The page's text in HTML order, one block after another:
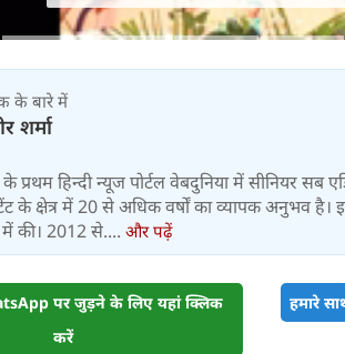
के बारे में
शर्मा
के प्रथम हिन्दी न्यूज पोर्टल वेबदुनिया में सीनियर सब
के क्षेत्र में 20 से अधिक वर्षों का व्यापक अनुभव
की। 2012 से.... और पढ़ें
पर जुड़ने के लिए यहां क्लिक
करें
हमारे